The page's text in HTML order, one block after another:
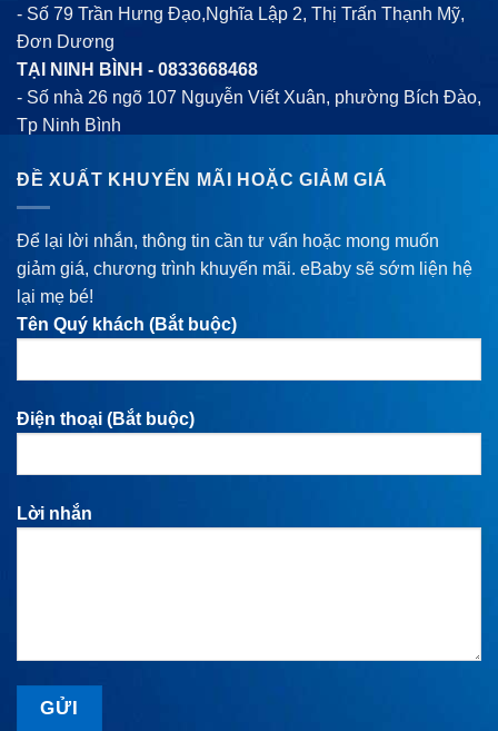
- Số 79 Trần Hưng Đạo,Nghĩa Lập 2, Thị Trấn Thạnh Mỹ,
Đơn Dương
TẠI NINH BÌNH - 0833668468
- Số nhà 26 ngõ 107 Nguyễn Viết Xuân, phường Bích Đào,
Tp Ninh Bình
ĐỀ XUẤT KHUYẾN MÃI HOẶC GIẢM GIÁ
Để lại lời nhắn, thông tin cần tư vấn hoặc mong muốn
giảm giá, chương trình khuyến mãi. eBaby sẽ sớm liện hệ
lại mẹ bé!
Tên Quý khách (Bắt buộc)
Điện thoại (Bắt buộc)
Lời nhắn